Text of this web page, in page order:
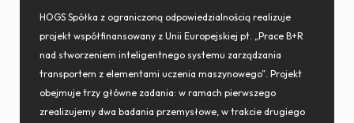
HOGS Spółka z ograniczoną odpowiedzialnością realizuje
projekt współfinansowany z Unii Europejskiej pt. „Prace B+R
nad stworzeniem inteligentnego systemu zarządzania
transportem z elementami uczenia maszynowego”. Projekt
obejmuje trzy główne zadania: w ramach pierwszego
zrealizujemy dwa badania przemysłowe, w trakcie drugiego